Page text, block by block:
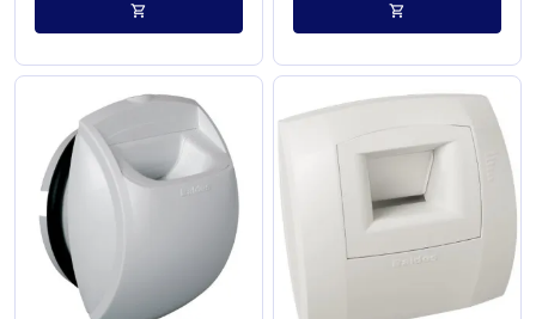
shopping_cart shopping_cart